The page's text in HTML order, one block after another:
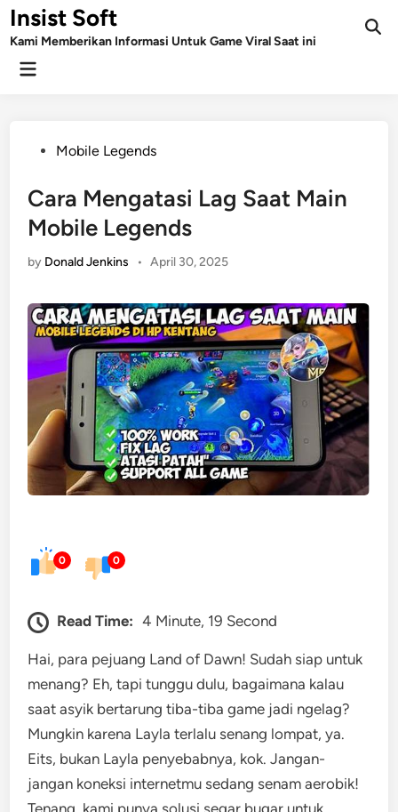
Skip
toInsist Soft
Kami Memberikan Informasi Untuk Game Viral Saat ini
Main
PostedMobile Legends
Cara Mengatasi Lag Saat Main
Mobile Legends
by Donald Jenkins • April 30, 2025
0 0
Read Time: 4 Minute, 19 Second
Hai, para pejuang Land of Dawn! Sudah siap untuk
menang? Eh, tapi tunggu dulu, bagaimana kalau
saat asyik bertarung tiba-tiba game jadi ngelag?
Mungkin karena Layla terlalu senang lompat, ya.
Eits, bukan Layla penyebabnya, kok. Jangan-
jangan koneksi internetmu sedang senam aerobik!
Tenang, kami punya solusi segar bugar untuk